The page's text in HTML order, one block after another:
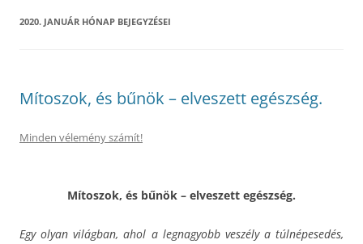
2020. JANUÁR HÓNAP BEJEGYZÉSEI
Mítoszok, és bűnök – elveszett egészség.
Minden vélemény számít!
Mítoszok, és bűnök – elveszett egészség.
Egy olyan világban, ahol a legnagyobb veszély a túlnépesedés,